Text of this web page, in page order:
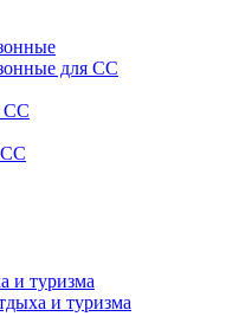
для СС
СС
СС
и туризма
и туризма